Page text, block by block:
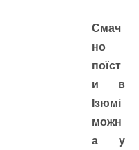
Смач
но
поїст
и в
Ізюмі
можн
а у